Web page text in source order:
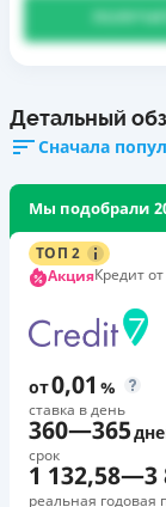
Детальный
Сначала
Мы подобрали
ТОП 2
АкцияКредит
от0,01 %
ставка в день
360—365
срок
1 132,58—3
реальная годовая